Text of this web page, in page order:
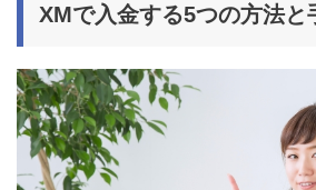
XMで入金する5つの方法と